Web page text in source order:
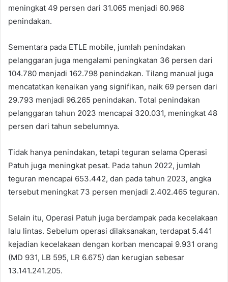
meningkat 49 persen dari 31.065 menjadi 60.968
penindakan.
Sementara pada ETLE mobile, jumlah penindakan
pelanggaran juga mengalami peningkatan 36 persen dari
104.780 menjadi 162.798 penindakan. Tilang manual juga
mencatatkan kenaikan yang signifikan, naik 69 persen dari
29.793 menjadi 96.265 penindakan. Total penindakan
pelanggaran tahun 2023 mencapai 320.031, meningkat 48
persen dari tahun sebelumnya.
Tidak hanya penindakan, tetapi teguran selama Operasi
Patuh juga meningkat pesat. Pada tahun 2022, jumlah
teguran mencapai 653.442, dan pada tahun 2023, angka
tersebut meningkat 73 persen menjadi 2.402.465 teguran.
Selain itu, Operasi Patuh juga berdampak pada kecelakaan
lalu lintas. Sebelum operasi dilaksanakan, terdapat 5.441
kejadian kecelakaan dengan korban mencapai 9.931 orang
(MD 931, LB 595, LR 6.675) dan kerugian sebesar
13.141.241.205.